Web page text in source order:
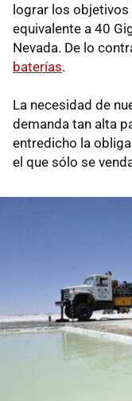
lograr los objetivos
equivalente a 40
Nevada. De lo
baterías.
La necesidad de
demanda tan alta
entredicho la
el que sólo se